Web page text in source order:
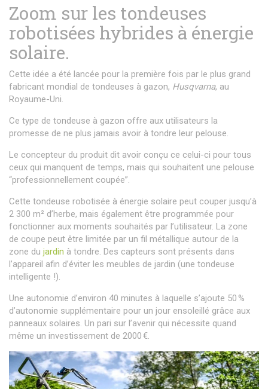
Zoom sur les tondeuses
robotisées hybrides à énergie
solaire.
Cette idée a été lancée pour la première fois par le plus grand
fabricant mondial de tondeuses à gazon, Husqvarna, au
Royaume-Uni.
Ce type de tondeuse à gazon offre aux utilisateurs la
promesse de ne plus jamais avoir à tondre leur pelouse.
Le concepteur du produit dit avoir conçu ce celui-ci pour tous
ceux qui manquent de temps, mais qui souhaitent une pelouse
“professionnellement coupée”.
Cette tondeuse robotisée à énergie solaire peut couper jusqu’à
2 300 m² d’herbe, mais également être programmée pour
fonctionner aux moments souhaités par l’utilisateur. La zone
de coupe peut être limitée par un fil métallique autour de la
zone du jardin à tondre. Des capteurs sont présents dans
l’appareil afin d’éviter les meubles de jardin (une tondeuse
intelligente !).
Une autonomie d’environ 40 minutes à laquelle s’ajoute 50 %
d’autonomie supplémentaire pour un jour ensoleillé grâce aux
panneaux solaires. Un pari sur l’avenir qui nécessite quand
même un investissement de 2000 €.